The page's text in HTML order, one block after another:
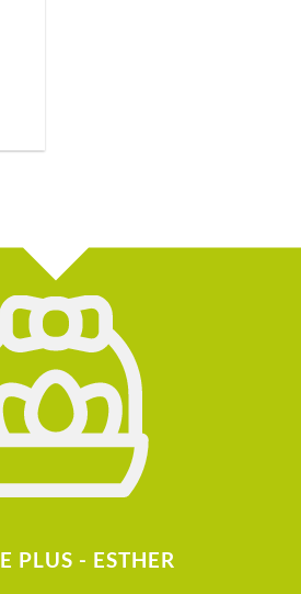
PLUS - ESTHER